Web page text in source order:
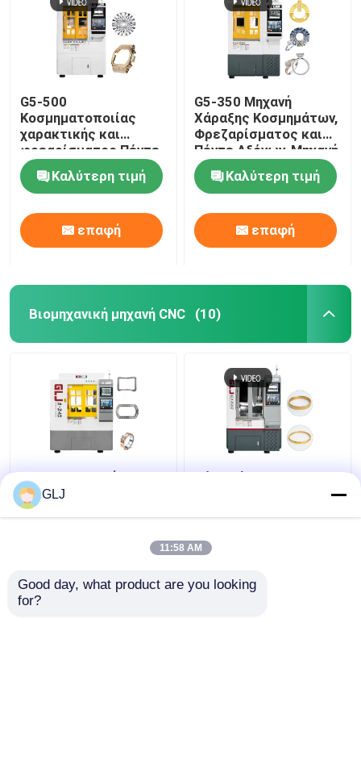
G5-500
Κοσμηματοποιίας
χαρακτικής και
φρεαρίσματος Πέντε
άξονες στροφή και
φρεαρίσματος
σύνθετο μηχανή
Καλύτερη τιμή
επαφή
G5-350 Μηχανή
Χάραξης Κοσμημάτων,
Φρεζαρίσματος και
Πέντε Αξόνων, Μηχανή
CNC, Μηχανή Χάραξης
και Σήμανσης
Κοσμημάτων
Καλύτερη τιμή
επαφή
Βιομηχανική μηχανή CNC (10)
G5-240 Μηχανή
τεσσάρων σταθμών
Πέντε άξονες Cnc
κοσμηματοποιίας
GLJ
11:58 AM
Good day, what product are you looking
for?